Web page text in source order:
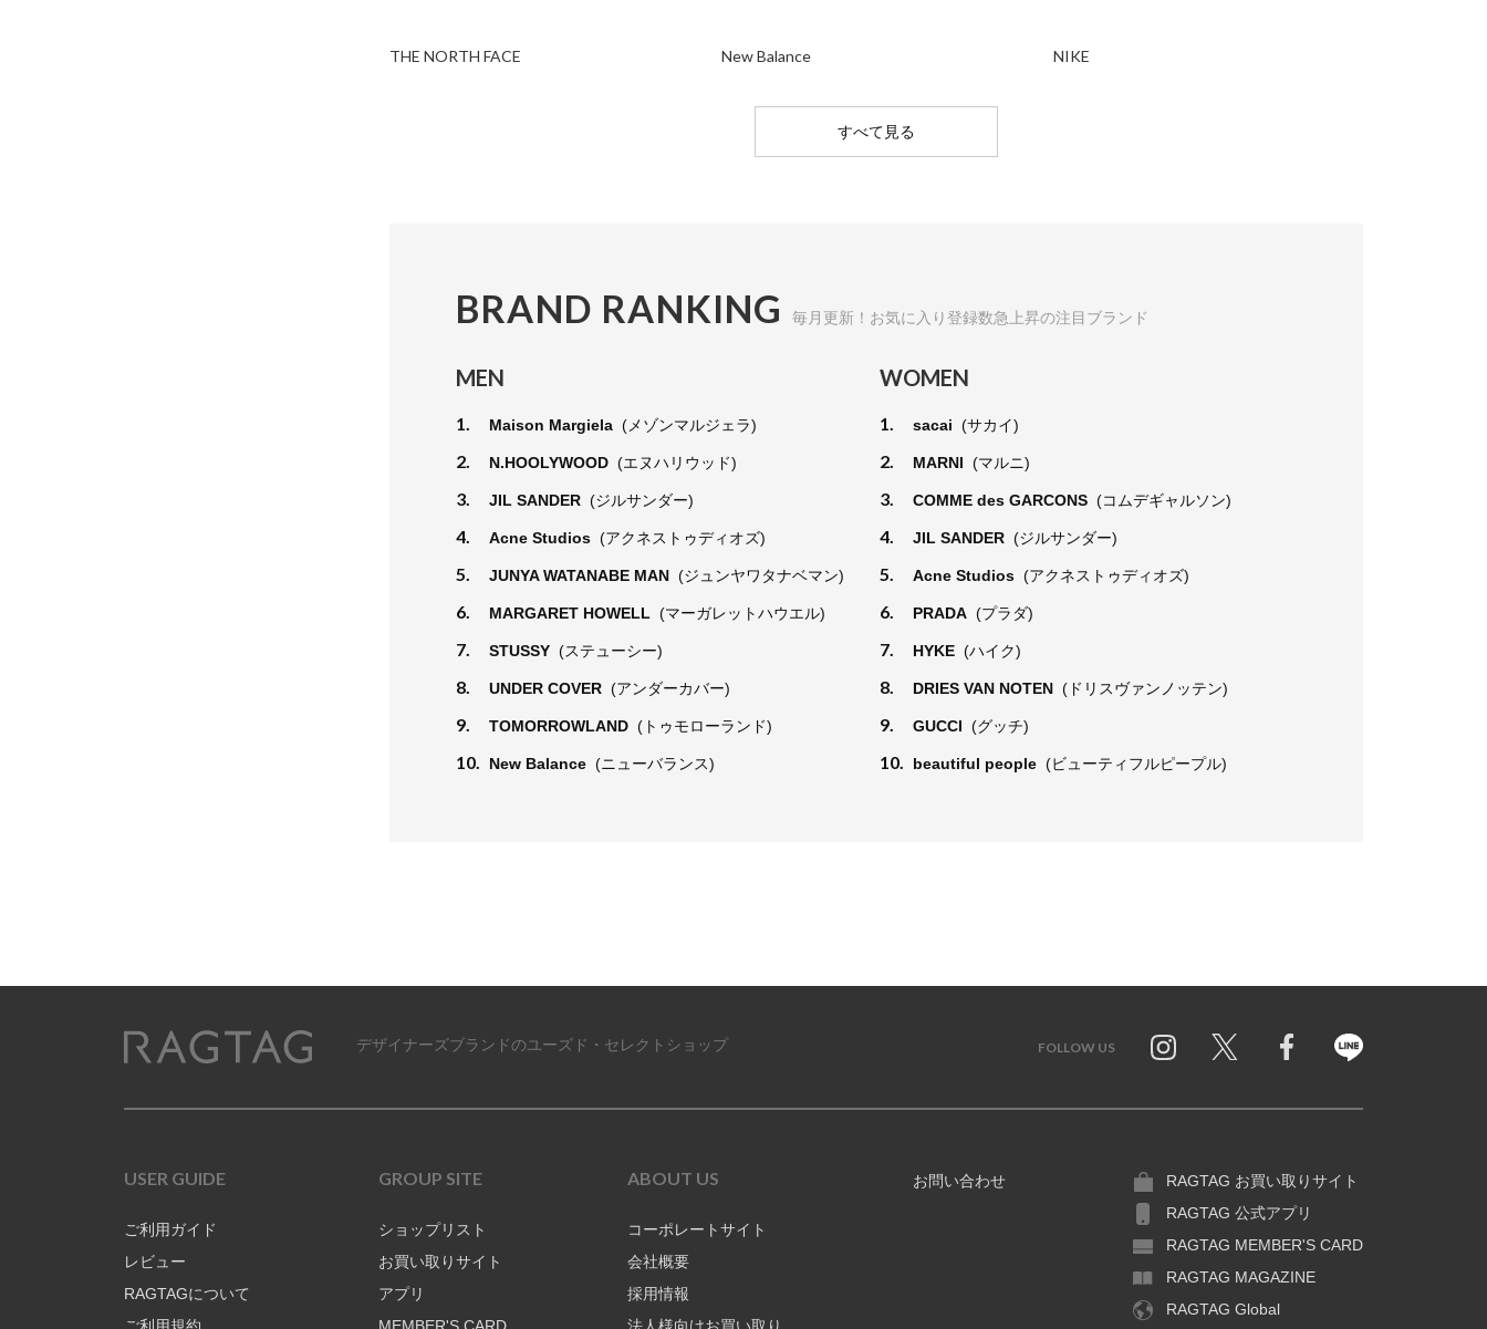
THE NORTH FACE New Balance NIKE
すべて見る
BRAND RANKING 毎月更新！お気に入り登録数急上昇の注目ブランド
MEN
1. Maison Margiela (メゾンマルジェラ)
2. N.HOOLYWOOD (エヌハリウッド)
3. JIL SANDER (ジルサンダー)
4. Acne Studios (アクネストゥディオズ)
5. JUNYA WATANABE MAN (ジュンヤワタナベマン)
6. MARGARET HOWELL (マーガレットハウエル)
7. STUSSY (ステューシー)
8. UNDER COVER (アンダーカバー)
9. TOMORROWLAND (トゥモローランド)
10. New Balance (ニューバランス)
WOMEN
1. sacai (サカイ)
2. MARNI (マルニ)
3. COMME des GARCONS (コムデギャルソン)
4. JIL SANDER (ジルサンダー)
5. Acne Studios (アクネストゥディオズ)
6. PRADA (プラダ)
7. HYKE (ハイク)
8. DRIES VAN NOTEN (ドリスヴァンノッテン)
9. GUCCI (グッチ)
10. beautiful people (ビューティフルピープル)
デザイナーズブランドのユーズド・セレクトショップ FOLLOW US
USER GUIDE
ご利用ガイド
レビュー
RAGTAGについて
GROUP SITE
ショップリスト
お買い取りサイト
アプリ
ABOUT US
コーポレートサイト
会社概要
採用情報
お問い合わせ
RAGTAG お買い取りサイト
RAGTAG 公式アプリ
RAGTAG MEMBER'S CARD
RAGTAG MAGAZINE
RAGTAG Global